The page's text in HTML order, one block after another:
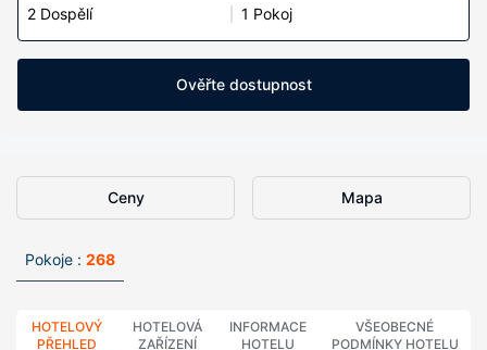
2 Dospělí 1 Pokoj
Ověřte dostupnost
Ceny Mapa
Pokoje : 268
HOTELOVÝ
PŘEHLED
HOTELOVÁ
ZAŘÍZENÍ
INFORMACE
HOTELU
VŠEOBECNÉ
PODMÍNKY HOTELU